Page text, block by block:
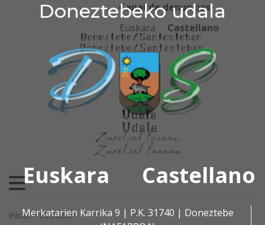
Doneztebeko udala
Euskara Castellano
Merkatarien Karrika 9 | P.K. 31740 | Doneztebe
Ir al contenido
Doneztebeko udala
Canal de denuncias
Euskara
Castellano
Buscar:
Inicio>Eventos